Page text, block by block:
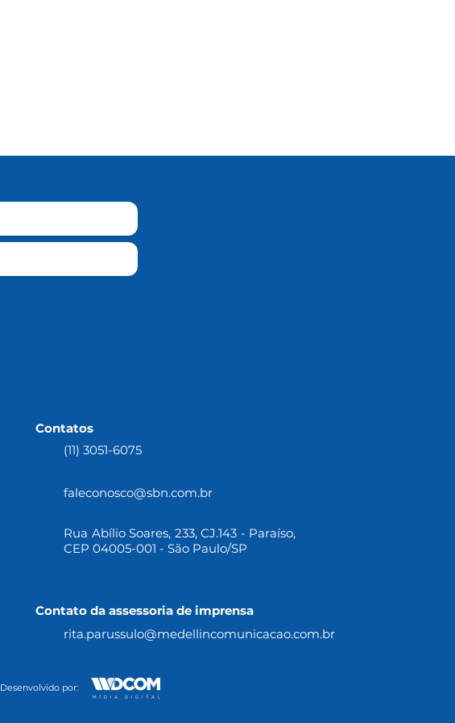
Contatos
(11) 3051-6075
faleconosco@sbn.com.br
Rua Abílio Soares, 233, CJ.143 - Paraíso,
CEP 04005-001 - São Paulo/SP
Contato da assessoria de imprensa
rita.parussulo@medellincomunicacao.com.br
Desenvolvido por: